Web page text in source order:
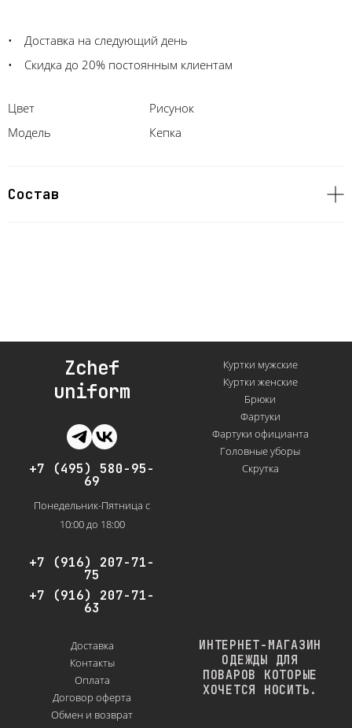
Доставка на следующий день
Скидка до 20% постоянным клиентам
Цвет
Рисунок
Модель
Кепка
Состав
Zchef
uniform
+7 (495) 580-95-
69
Понедельник-Пятница с
10:00 до 18:00
+7 (916) 207-71-
75
+7 (916) 207-71-
63
Куртки мужские
Куртки женские
Брюки
Фартуки
Фартуки официанта
Головные уборы
Скрутка
Доставка
Контакты
Оплата
Договор оферта
Обмен и возврат
ИНТЕРНЕТ-МАГАЗИН
ОДЕЖДЫ ДЛЯ
ПОВАРОВ КОТОРЫЕ
ХОЧЕТСЯ НОСИТЬ.